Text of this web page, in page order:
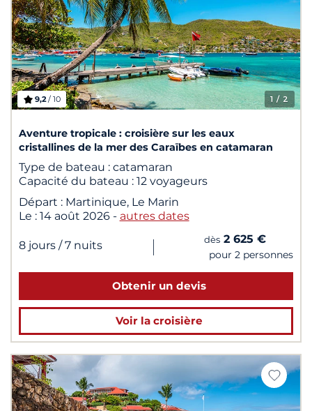
1 / 2
9,2/ 10
Aventure tropicale : croisière sur les eaux
cristallines de la mer des Caraïbes en catamaran
Type de bateau : catamaran
Capacité du bateau : 12 voyageurs
Départ : Martinique, Le Marin
Le : 14 août 2026 - autres dates
8 jours / 7 nuits | dès 2 625 €
pour 2 personnes
Obtenir un devis
Voir la croisière